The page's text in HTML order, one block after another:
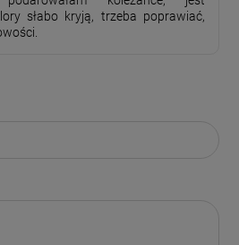
słabo kryją, trzeba poprawiać,